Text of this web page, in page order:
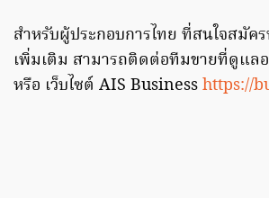
สำหรับผู้ประกอบการไทย ที่สนใจสมัค
เพิ่มเติม สามารถติดต่อทีมขายที่ดูแล
หรือ เว็บไซต์ AIS Businesshttps://